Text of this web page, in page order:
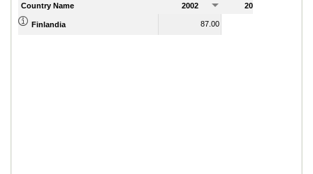
Country Name 2002 2003
Finlandia 87.00